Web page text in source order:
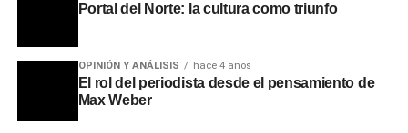
Portal del Norte: la cultura como triunfo
OPINIÓN Y ANÁLISIS hace 4 años
El rol del periodista desde el pensamiento de
Max Weber